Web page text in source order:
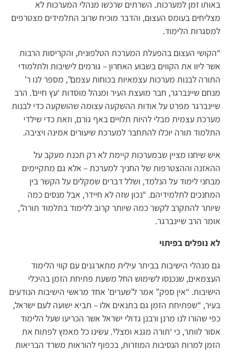
באותו זמן למערכות. השרתים שרכשו מנהלי המערכות לא
מצליחים בעומס העצום, והדבר מוכיח שרוב התלמידים מצטרפים
למסגרות הלימוד.
“הקושי העצום בהפעלת המערכת הטלפונית, והקריסות הרבות
אשר ליוו את הקווים בשבוע האחרון – גורמים לישיבות ולתלמודי
התורה לבנות מערכות עצמאיות בכוחות עצמם”, מספר לנו ר’
מנחם שיינברגר, חבר מועצת העיר ומנהל מוסדות ‘עץ חיים’. הרב
שיינברגר מפרט על אודות ההשקעה עצומה שהושקעה כדי לבנות
מערכת עצמית מבלי להיות תלויים באף גורם, וזאת כדי שילדי
התלמוד תורה יוכלו להתחבר למערכת שיעורים אמינה ויציבה.
איש שיחנו מציין שבמערכות קיימת לא רק תכנת מעקב על
ההאזנה וההצטרפות של החניך למערכת – אלא גם מתקיימים
מבחני לימוד על הנלמד, ושלל דברים שמקלים על הקשר בין
המחנכים לתלמידיהם. “נכון שזה לא חיידר, אבל מנסים כמה
שיותר להתקרב לקשר כמה שיותר קרוב ללימוד בתלמוד תורה”,
אומר הרב שיינברגר.
לא נופלים בפיתוי
גם מנהלי הישיבות בביתר עילית מתארגנים עם קווי הלימוד
העצמאים, שנכנסו לשימוש החל משעת פתיחת הזמן בהיכלי
הישיבות. “אין ספק” אמר ל’שערים’ אחד מראשי הישיבות הנודעים
בעיר, “שפתיחת הזמן גם בתנאים אלו – תביא ישועה לעם ישראל,
כפי שהורו לנו מרנן ורבנן גדולי ישראל אשר הכריעו שעל הלימוד
אסור לוותר, כי ‘תורה מגנא ומצלי’. עשינו כל מאמץ לפתוח את
הזמן למרות הנסיבות המוזרות, בכפוף להוראות משרד הבריאות